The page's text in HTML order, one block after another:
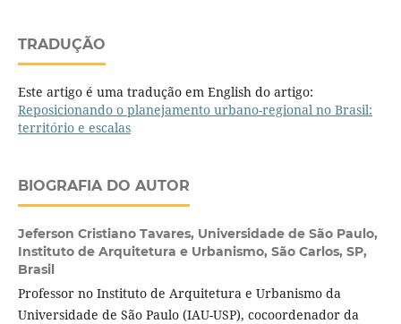
TRADUÇÃO
Este artigo é uma tradução em English do artigo:
Reposicionando o planejamento urbano-regional no Brasil:
território e escalas
BIOGRAFIA DO AUTOR
Jeferson Cristiano Tavares, Universidade de São Paulo,
Instituto de Arquitetura e Urbanismo, São Carlos, SP,
Brasil
Professor no Instituto de Arquitetura e Urbanismo da
Universidade de São Paulo (IAU-USP), cocoordenador da